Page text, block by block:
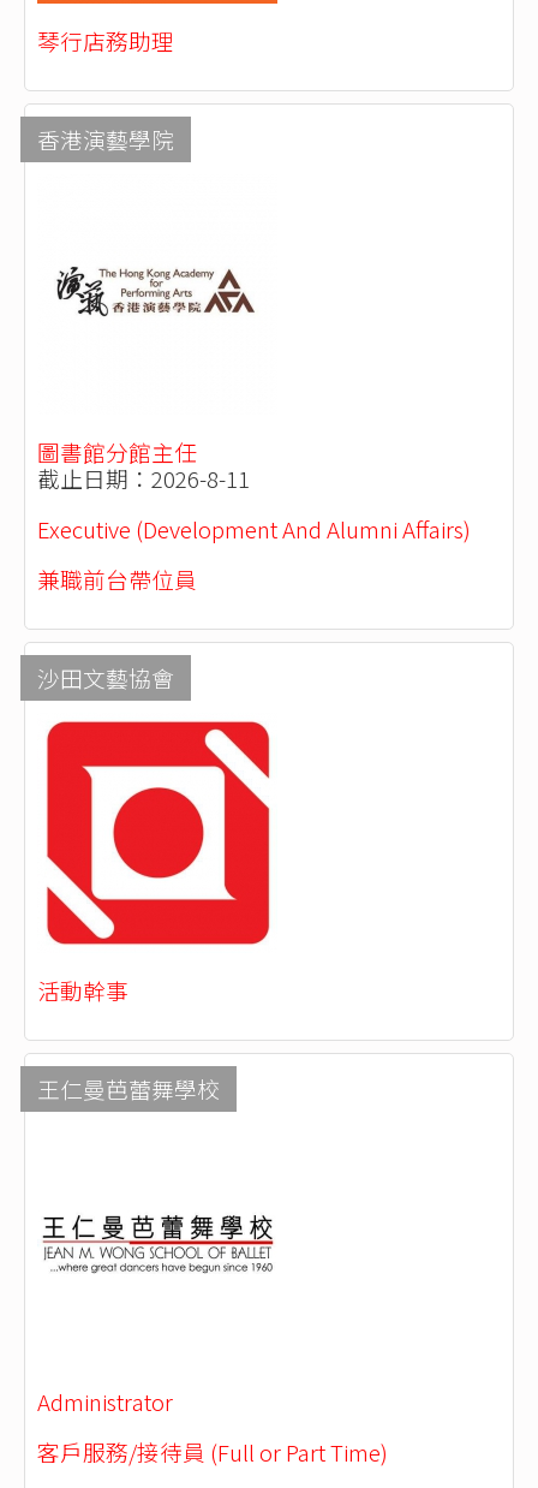
琴行店務助理
香港演藝學院
圖書館分館主任
截止日期：2026-8-11
Executive (Development And Alumni Affairs)
兼職前台帶位員
沙田文藝協會
活動幹事
王仁曼芭蕾舞學校
Administrator
客戶服務/接待員 (Full or Part Time)